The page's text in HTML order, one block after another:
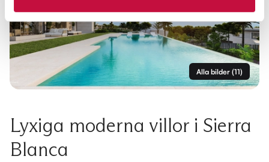
Alla bilder (11)
Lyxiga moderna villor i Sierra
Blanca